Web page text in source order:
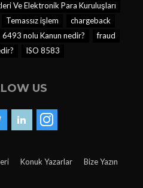
Ve Elektronik Para Kuruluşları
Temassız işlem
chargeback
6493 nolu Kanun nedir?
fraud
ISO 8583
US
Konuk Yazarlar Bize Yazın